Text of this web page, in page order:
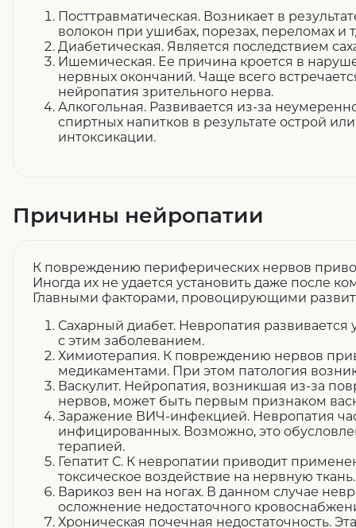
Посттравматическая. Возникает в
волокон при ушибах, порезах, переломах и
Диабетическая. Является последствием
Ишемическая. Ее причина кроется в
нервных окончаний. Чаще всего
нейропатия зрительного нерва.
Алкогольная. Развивается из-за
спиртных напитков в результате острой
интоксикации.
Причины нейропатии
К повреждению периферических нервов
Иногда их не удается установить даже после
Главными факторами, провоцирующими
Сахарный диабет. Невропатия развивается
с этим заболеванием.
Химиотерапия. К повреждению нервов
медикаментами. При этом патология
Васкулит. Нейропатия, возникшая из-за
нервов, может быть первым признаком
Заражение ВИЧ-инфекцией. Невропатия
инфицированных. Возможно, это
терапией.
Гепатит С. К невропатии приводит
токсическое воздействие на нервную ткань.
Варикоз вен на ногах. В данном случае
осложнение недостаточного
Хроническая почечная недостаточность.